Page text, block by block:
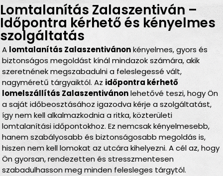
Lomtalanítás Zalaszentiván –
Időpontra kérhető és kényelmes
szolgáltatás
A lomtalanítás Zalaszentivánonkényelmes, gyors és
biztonságos megoldást kínál mindazok számára, akik
szeretnének megszabadulni a feleslegessé vált,
nagyméretű tárgyaiktól. Az időpontra kérhető
lomelszállítás Zalaszentivánonlehetővé teszi, hogy Ön
a saját időbeosztásához igazodva kérje a szolgáltatást,
így nem kell alkalmazkodnia a ritka, közterületi
lomtalanítási időpontokhoz. Ez nemcsak kényelmesebb,
hanem szabályosabb és biztonságosabb megoldás is,
hiszen nem kell lomokat az utcára kihelyezni. A cél az, hogy
Ön gyorsan, rendezetten és stresszmentesen
szabadulhasson meg minden felesleges tárgytól.